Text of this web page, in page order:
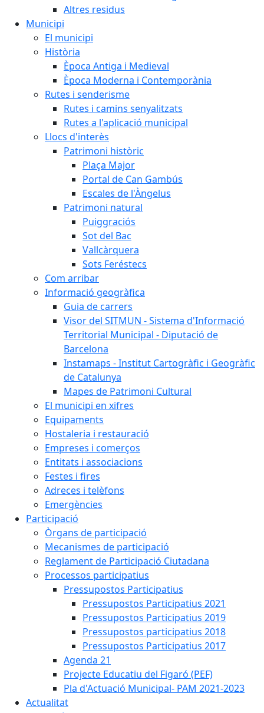
Altres residus
Municipi
El municipi
Història
Època Antiga i Medieval
Època Moderna i Contemporània
Rutes i senderisme
Rutes i camins senyalitzats
Rutes a l'aplicació municipal
Llocs d'interès
Patrimoni històric
Plaça Major
Portal de Can Gambús
Escales de l'Àngelus
Patrimoni natural
Puiggraciós
Sot del Bac
Vallcàrquera
Sots Feréstecs
Com arribar
Informació geogràfica
Guia de carrers
Visor del SITMUN - Sistema d'Informació
Territorial Municipal - Diputació de
Barcelona
Instamaps - Institut Cartogràfic i Geogràfic
de Catalunya
Mapes de Patrimoni Cultural
El municipi en xifres
Equipaments
Hostaleria i restauració
Empreses i comerços
Entitats i associacions
Festes i fires
Adreces i telèfons
Emergències
Participació
Òrgans de participació
Mecanismes de participació
Reglament de Participació Ciutadana
Processos participatius
Pressupostos Participatius
Pressupostos Participatius 2021
Pressupostos Participatius 2019
Pressupostos participatius 2018
Pressupostos Participatius 2017
Agenda 21
Projecte Educatiu del Figaró (PEF)
Pla d'Actuació Municipal- PAM 2021-2023
Actualitat